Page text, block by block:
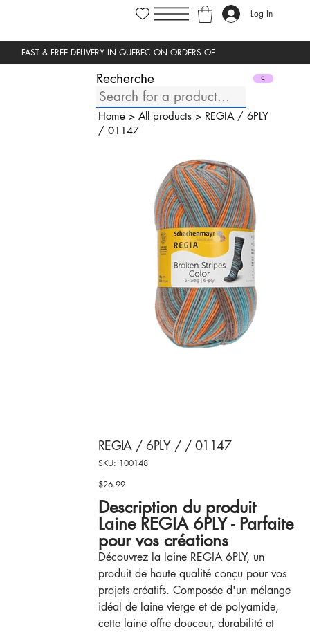
Log In
Recherche
Home> All products> REGIA / 6PLY
/ 01147
REGIA / 6PLY / / 01147
SKU:
SKU
100148
100148
Price
$26.99
Description du produit
Laine REGIA 6PLY - Parfaite
pour vos créations
Découvrez la laine REGIA 6PLY, un
produit de haute qualité conçu pour vos
projets créatifs. Composée d'un mélange
idéal de laine vierge et de polyamide,
cette laine offre douceur, durabilité et